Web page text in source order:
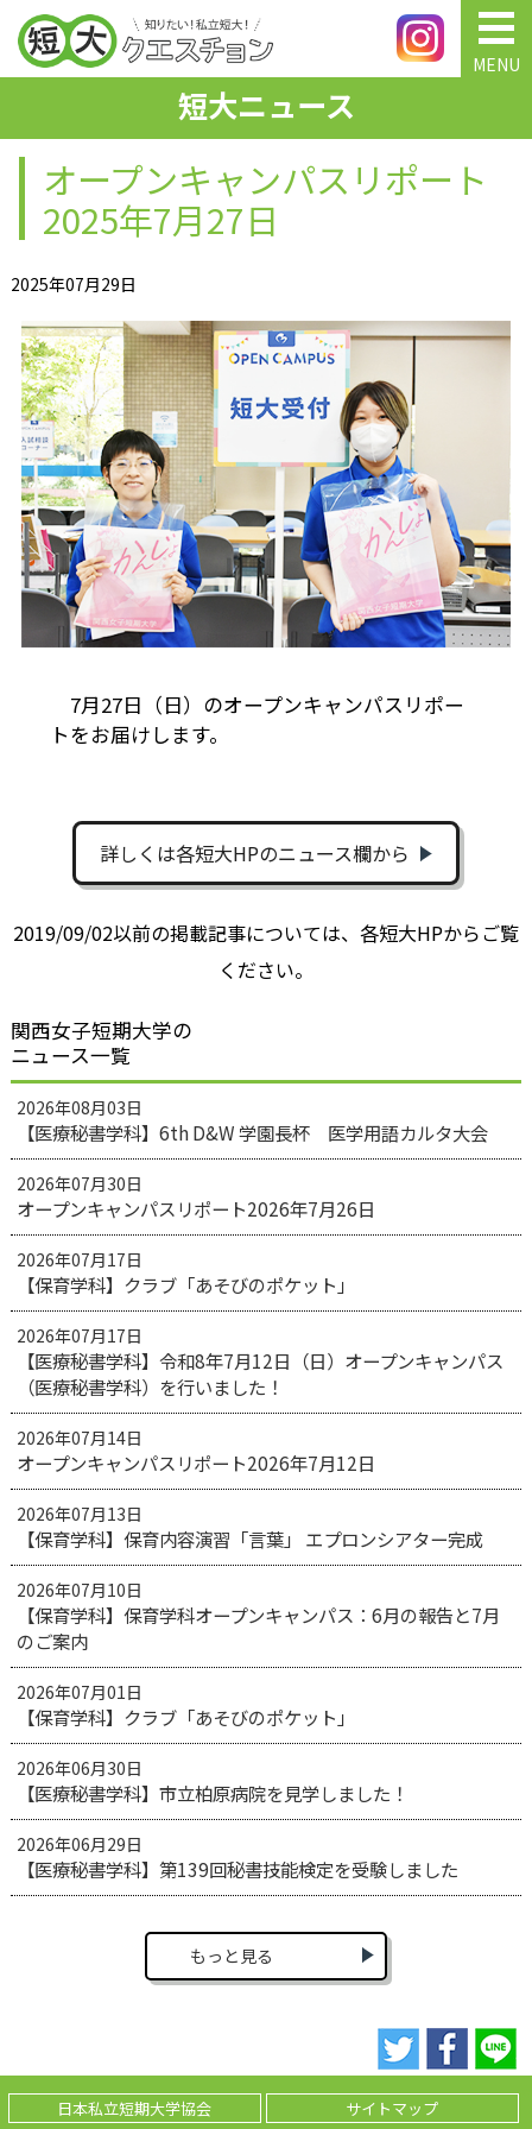
MENU
短大ニュース
オープンキャンパスリポート
2025年7月27日
2025年07月29日
7月27日（日）のオープンキャンパスリポー
トをお届けします。
詳しくは各短大HPのニュース欄から
2019/09/02以前の掲載記事については、各短大HPからご覧
ください。
関西女子短期大学の
ニュース一覧
2026年08月03日
【医療秘書学科】6th D&W 学園長杯 医学用語カルタ大会
2026年07月30日
オープンキャンパスリポート2026年7月26日
2026年07月17日
【保育学科】クラブ「あそびのポケット」
2026年07月17日
【医療秘書学科】令和8年7月12日（日）オープンキャンパス
（医療秘書学科）を行いました！
2026年07月14日
オープンキャンパスリポート2026年7月12日
2026年07月13日
【保育学科】保育内容演習「言葉」 エプロンシアター完成
2026年07月10日
【保育学科】保育学科オープンキャンパス：6月の報告と7月
のご案内
2026年07月01日
【保育学科】クラブ「あそびのポケット」
2026年06月30日
【医療秘書学科】市立柏原病院を見学しました！
2026年06月29日
【医療秘書学科】第139回秘書技能検定を受験しました
もっと見る
日本私立短期大学協会 サイトマップ